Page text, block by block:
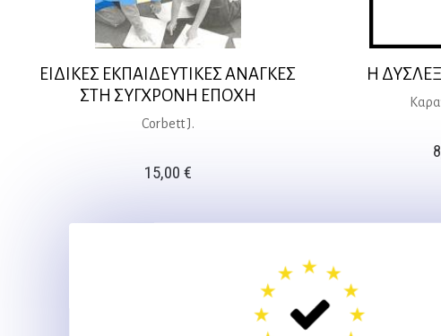
ΕΙΔΙΚΕΣ ΕΚΠΑΙΔΕΥΤΙΚΕΣ ΑΝΑΓΚΕΣ
ΣΤΗ ΣΥΓΧΡΟΝΗ ΕΠΟΧΗ
Corbett J.
15,00 €
Η